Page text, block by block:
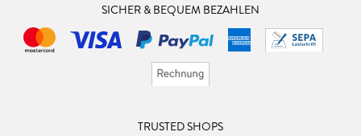
SICHER & BEQUEM BEZAHLEN
TRUSTED SHOPS